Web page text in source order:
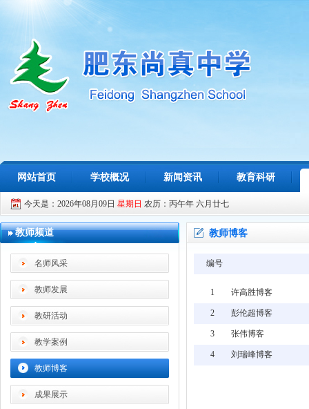
网站首页 学校概况 新闻资讯 教育科研
今天是：2026年08月09日 星期日 农历：丙午年 六月廿七
教师频道
名师风采
教师发展
教研活动
教学案例
教师博客
成果展示
教师博客
编号
1 许高胜博客
2 彭伦超博客
3 张伟博客
4 刘瑞峰博客